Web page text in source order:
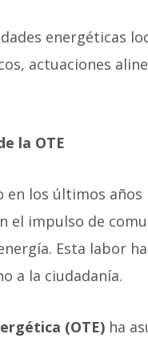
energéticas
actuaciones
la OTE
en los últimos años
el impulso de
Esta labor
a la ciudadanía.
(OTE) ha